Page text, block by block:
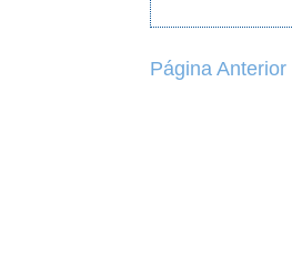
Página Anterior